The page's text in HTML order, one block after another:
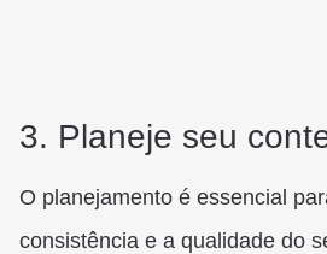
3. Planeje seu
O planejamento é essencial
consistência e a qualidade do